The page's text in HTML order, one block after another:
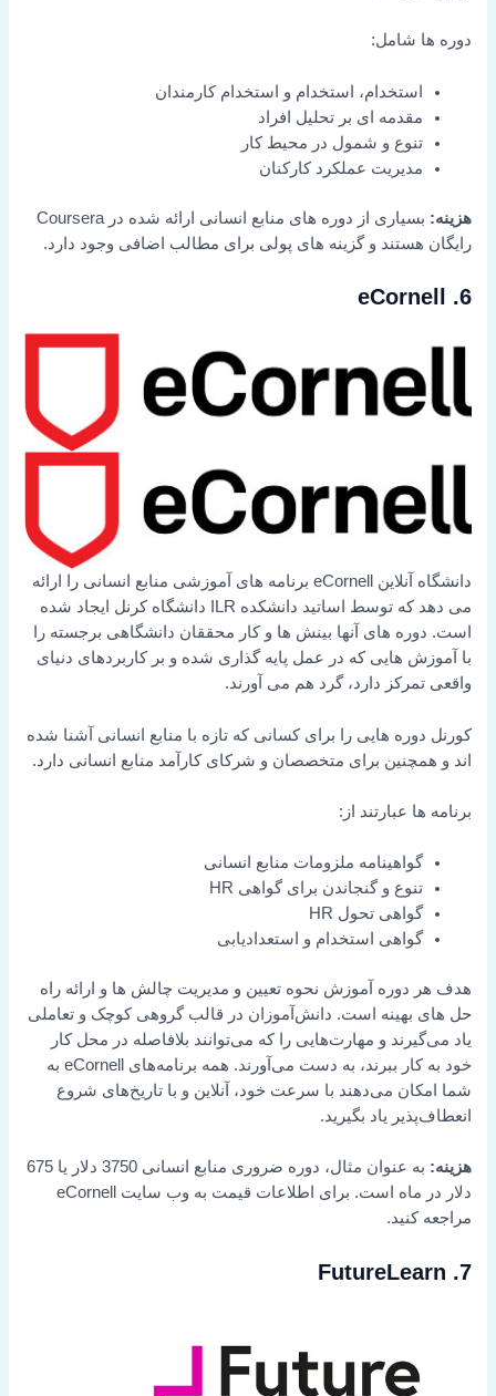
دوره ها شامل:
استخدام، استخدام و استخدام کارمندان
مقدمه ای بر تحلیل افراد
تنوع و شمول در محیط کار
مدیریت عملکرد کارکنان
هزینه:
بسیاری از دوره های منابع انسانی ارائه شده در Coursera
رایگان هستند و گزینه های پولی برای مطالب اضافی وجود دارد.
6. eCornell
دانشگاه آنلاین eCornell برنامه های آموزشی منابع انسانی را ارائه
می دهد که توسط اساتید دانشکده ILR دانشگاه کرنل ایجاد شده
است. دوره های آنها بینش ها و کار محققان دانشگاهی برجسته را
با آموزش هایی که در عمل پایه گذاری شده و بر کاربردهای دنیای
واقعی تمرکز دارد، گرد هم می آورند.
کورنل دوره هایی را برای کسانی که تازه با منابع انسانی آشنا شده
اند و همچنین برای متخصصان و شرکای کارآمد منابع انسانی دارد.
برنامه ها عبارتند از:
گواهینامه ملزومات منابع انسانی
تنوع و گنجاندن برای گواهی HR
گواهی تحول HR
گواهی استخدام و استعدادیابی
هدف هر دوره آموزش نحوه تعیین و مدیریت چالش ها و ارائه راه
حل های بهینه است. دانش‌آموزان در قالب گروهی کوچک و تعاملی
یاد می‌گیرند و مهارت‌هایی را که می‌توانند بلافاصله در محل کار
خود به کار ببرند، به دست می‌آورند. همه برنامه‌های eCornell به
شما امکان می‌دهند با سرعت خود، آنلاین و با تاریخ‌های شروع
انعطاف‌پذیر یاد بگیرید.
هزینه:
به عنوان مثال، دوره ضروری منابع انسانی 3750 دلار یا 675
دلار در ماه است. برای اطلاعات قیمت به وب سایت eCornell
مراجعه کنید.
7. FutureLearn